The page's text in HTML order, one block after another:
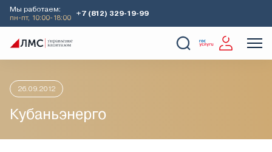
Мы работаем:
пн-пт, 10:00-18:00
+7 (812) 329-19-99
Главная Аналитика
26.09.2012
Кубаньэнерго